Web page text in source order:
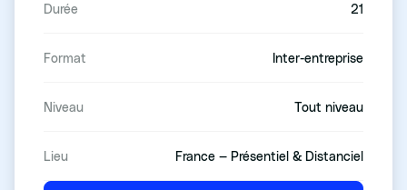
Durée 21
Format Inter-entreprise
Niveau Tout niveau
Lieu France — Présentiel & Distanciel